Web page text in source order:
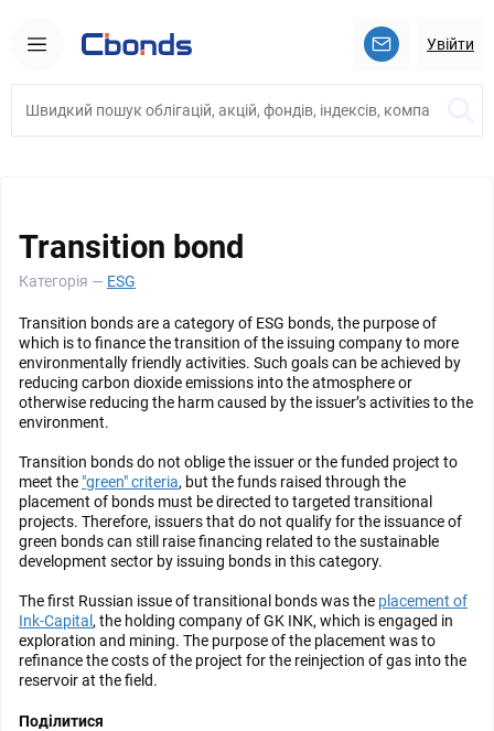
Увійти
Transition bond
Категорія — ESG
Transition bonds are a category of ESG bonds, the purpose of
which is to finance the transition of the issuing company to more
environmentally friendly activities. Such goals can be achieved by
reducing carbon dioxide emissions into the atmosphere or
otherwise reducing the harm caused by the issuer’s activities to the
environment.
Transition bonds do not oblige the issuer or the funded project to
meet the "green" criteria, but the funds raised through the
placement of bonds must be directed to targeted transitional
projects. Therefore, issuers that do not qualify for the issuance of
green bonds can still raise financing related to the sustainable
development sector by issuing bonds in this category.
The first Russian issue of transitional bonds was the placement of
Ink-Capital , the holding company of GK INK, which is engaged in
exploration and mining. The purpose of the placement was to
refinance the costs of the project for the reinjection of gas into the
reservoir at the field.
Поділитися